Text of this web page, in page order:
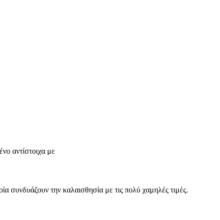
αντίστοιχα με
συνδυάζουν την καλαισθησία με τις πολύ χαμηλές τιμές.